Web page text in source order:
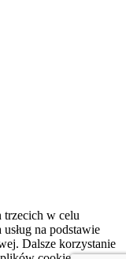
trzecich w celu
na podstawie
Dalsze korzystanie